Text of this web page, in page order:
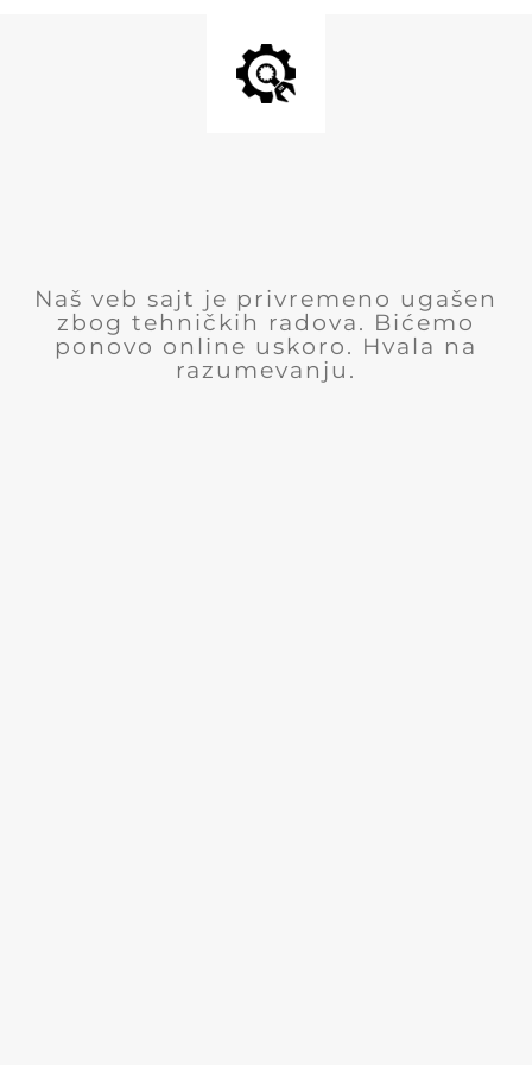
Naš veb sajt je privremeno ugašen
zbog tehničkih radova. Bićemo
ponovo online uskoro. Hvala na
razumevanju.